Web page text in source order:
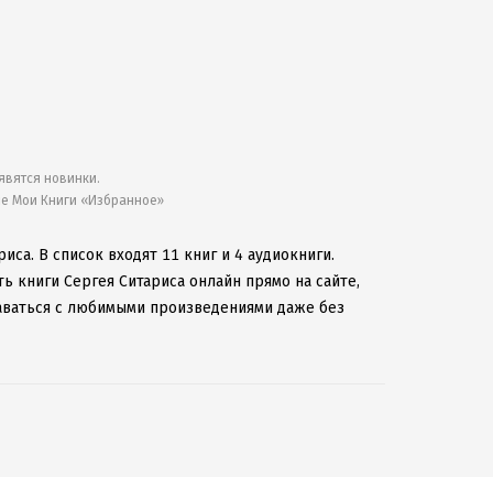
новинки.
Мои Книги «Избранное»
В список входят 11 книг и 4 аудиокниги.
книги Сергея Ситариса онлайн прямо на сайте,
с любимыми произведениями даже без